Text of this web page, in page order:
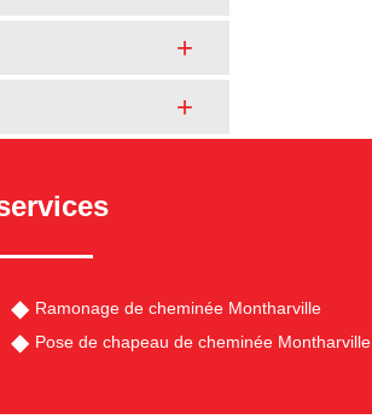
Ramonage de cheminée Montharville
Pose de chapeau de cheminée Montharville